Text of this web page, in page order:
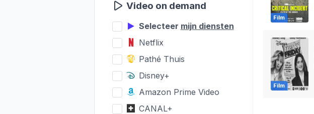
Video on demand
Selecteer mijn diensten
Netflix
Pathé Thuis
Disney+
Amazon Prime Video
CANAL+
Film
Film